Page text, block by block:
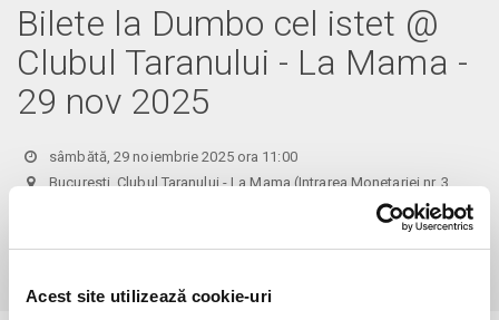
Acest site utilizează cookie-uri
Bilete la Dumbo cel istet @
Clubul Taranului - La Mama -
29 nov 2025
sâmbătă, 29 noiembrie 2025 ora 11:00
Bucuresti, Clubul Taranului - La Mama (Intrarea Monetariei nr. 3,
Pentru copiii cu vârsta de peste 1 an se achită bilet.